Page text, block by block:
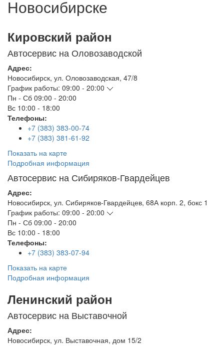
Новосибирске
Кировский район
Автосервис на Оловозаводской
Адрес:
Новосибирск, ул. Оловозаводская, 47/8
График работы: 09:00 - 20:00
Пн - Сб 09:00 - 20:00
Вс 10:00 - 18:00
Телефоны:
+7 (383) 383-00-74
+7 (383) 381-61-92
Показать на карте
Подробная информация
Автосервис на Сибиряков-Гвардейцев
Адрес:
Новосибирск, ул. Сибиряков-Гвардейцев, 68А корп. 2, бокс 1
График работы: 09:00 - 20:00
Пн - Сб 09:00 - 20:00
Вс 10:00 - 18:00
Телефоны:
+7 (383) 383-07-94
Показать на карте
Подробная информация
Ленинский район
Автосервис на Выставочной
Адрес:
Новосибирск, ул. Выставочная, дом 15/2